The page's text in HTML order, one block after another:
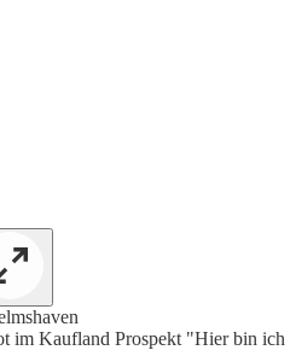
im Kaufland Prospekt "Hier bin ich